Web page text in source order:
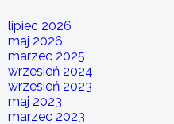
lipiec 2026
maj 2026
marzec 2025
wrzesień 2024
wrzesień 2023
maj 2023
marzec 2023